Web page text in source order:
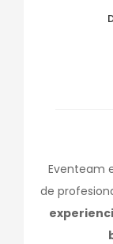
Eventeam
de